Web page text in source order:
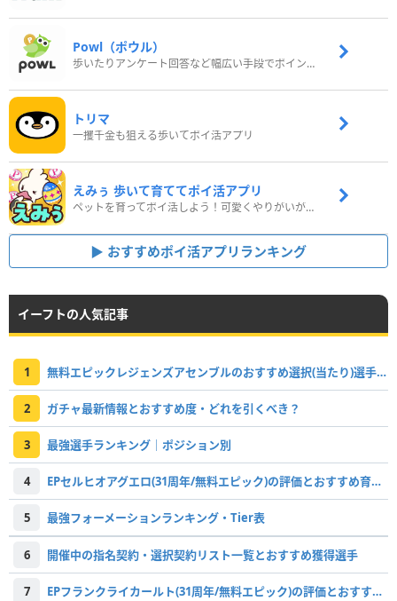
Powl（ポウル）
歩いたりアンケート回答など幅広い手段でポイントをゲット
トリマ
一攫千金も狙える歩いてポイ活アプリ
えみぅ 歩いて育ててポイ活アプリ
ペットを育ってポイ活しよう！可愛くやりがいがある新感覚アプリ
おすすめポイ活アプリランキング
イーフトの人気記事
1 無料エピックレジェンズアセンブルのおすすめ選択(当たり)選手ランキングと引き方
2 ガチャ最新情報とおすすめ度・どれを引くべき？
3 最強選手ランキング｜ポジション別
4 EPセルヒオアグエロ(31周年/無料エピック)の評価とおすすめ育成・スキル追加
5 最強フォーメーションランキング・Tier表
6 開催中の指名契約・選択契約リスト一覧とおすすめ獲得選手
7 EPフランクライカールト(31周年/無料エピック)の評価とおすすめ育成・スキル追加